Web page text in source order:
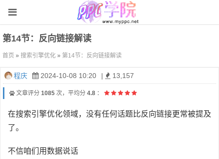
第14节：反向链接解读
首页 » 搜索引擎优化 » 第14节：反向链接解读
程庆 2024-10-08 10:20 | 13,157
文章评分 1085 次，平均分 4.8 ：
在搜索引擎优化领域，没有任何话题比反向链接更常被提及
了。
不信咱们用数据说话